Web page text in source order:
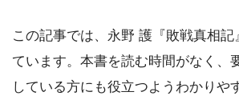
この記事では、永野 護『敗戦真相
ています。本書を読む時間がなく、
している方にも役立つようわかりや